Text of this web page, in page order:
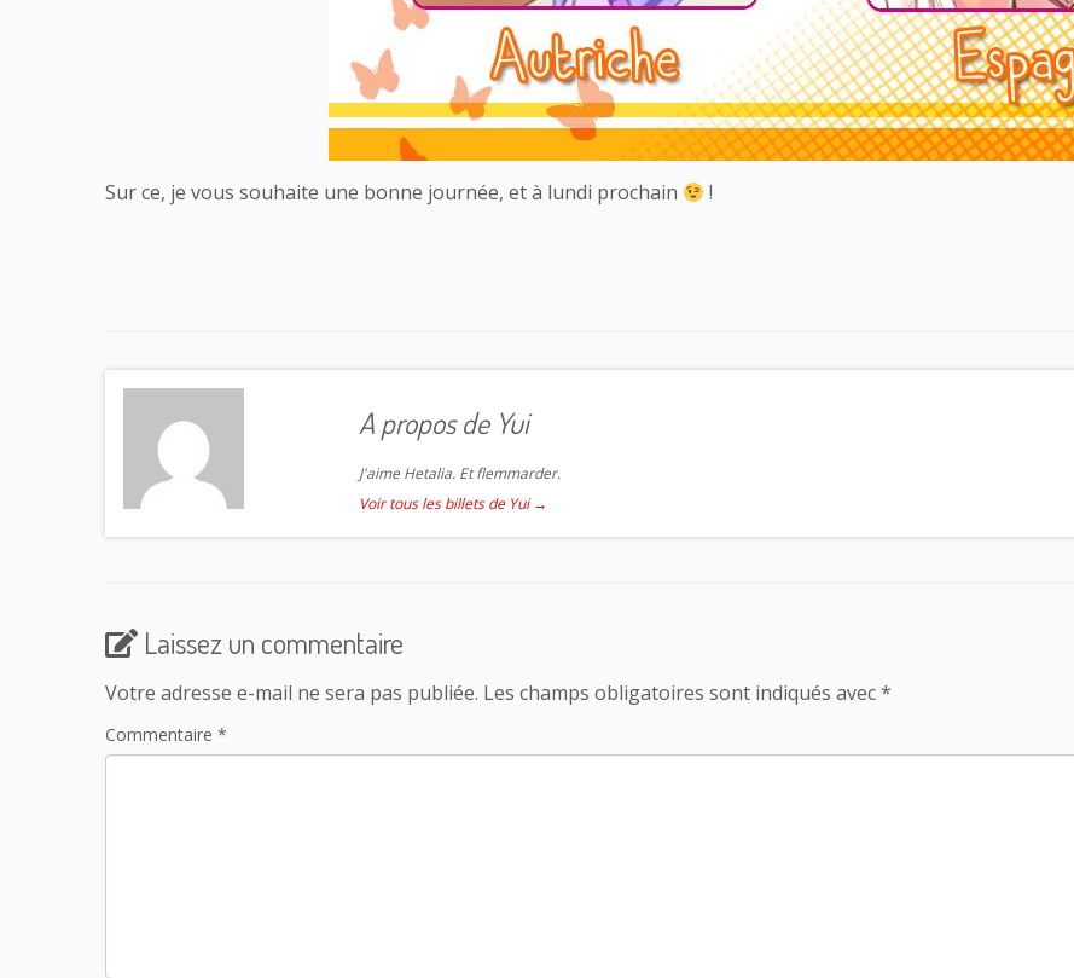
Sur ce, je vous souhaite une bonne journée, et à lundi prochain !
A propos de Yui
J'aime Hetalia. Et flemmarder.
Voir tous les billets de Yui →
Laissez un commentaire
Votre adresse e-mail ne sera pas publiée. Les champs obligatoires sont indiqués avec*
Commentaire *